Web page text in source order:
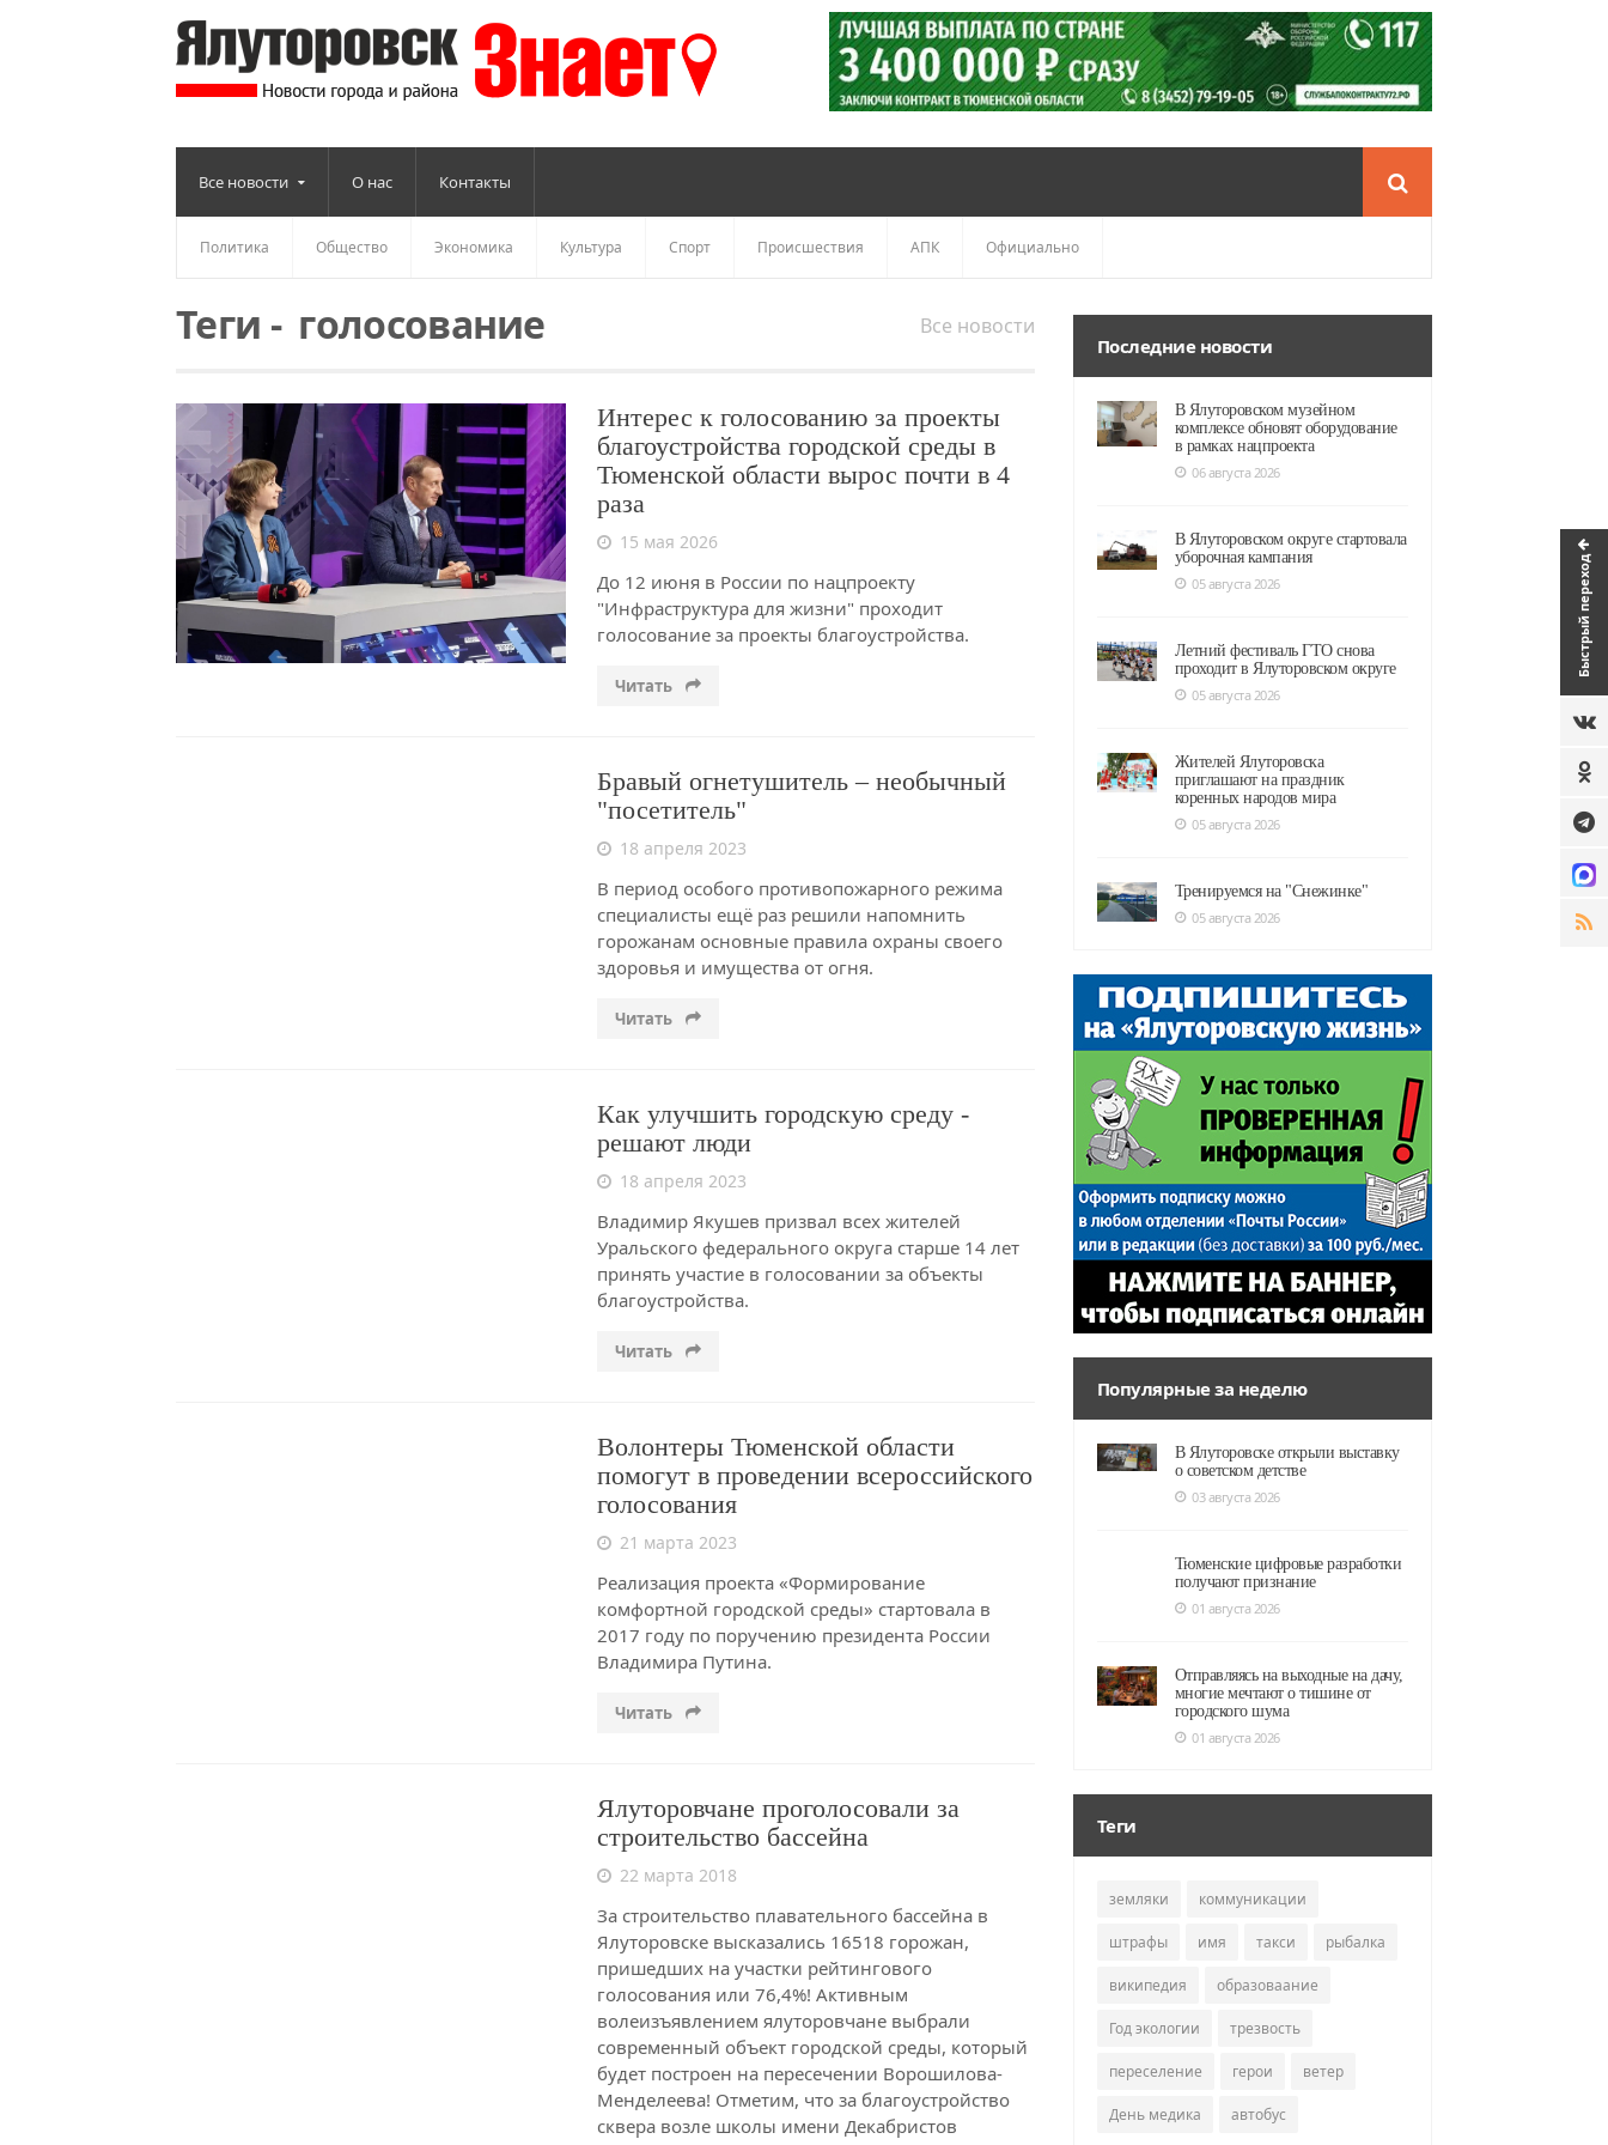
Быстрый переход
Все новости О нас Контакты
Политика Общество Экономика Культура Спорт Происшествия АПК Официально
Все новости
Теги -голосование
Читать
Интерес к голосованию за проекты
благоустройства городской среды в
Тюменской области вырос почти в 4
раза
15 мая 2026
До 12 июня в России по нацпроекту
"Инфраструктура для жизни" проходит
голосование за проекты благоустройства.
Читать
Бравый огнетушитель – необычный
"посетитель"
18 апреля 2023
В период особого противопожарного режима
специалисты ещё раз решили напомнить
горожанам основные правила охраны своего
здоровья и имущества от огня.
Читать
Как улучшить городскую среду -
решают люди
18 апреля 2023
Владимир Якушев призвал всех жителей
Уральского федерального округа старше 14 лет
принять участие в голосовании за объекты
благоустройства.
Читать
Волонтеры Тюменской области
помогут в проведении всероссийского
голосования
21 марта 2023
Реализация проекта «Формирование
комфортной городской среды» стартовала в
2017 году по поручению президента России
Владимира Путина.
Читать
Ялуторовчане проголосовали за
строительство бассейна
22 марта 2018
За строительство плавательного бассейна в
Ялуторовске высказались 16518 горожан,
пришедших на участки рейтингового
голосования или 76,4%! Активным
волеизъявлением ялуторовчане выбрали
современный объект городской среды, который
будет построен на пересечении Ворошилова-
Менделеева! Отметим, что за благоустройство
сквера возле школы имени Декабристов
Последние новости
В Ялуторовском музейном
комплексе обновят оборудование
в рамках нацпроекта
06 августа 2026
В Ялуторовском округе стартовала
уборочная кампания
05 августа 2026
Летний фестиваль ГТО снова
проходит в Ялуторовском округе
05 августа 2026
Жителей Ялуторовска
приглашают на праздник
коренных народов мира
05 августа 2026
Тренируемся на "Снежинке"
05 августа 2026
Популярные за неделю
В Ялуторовске открыли выставку
о советском детстве
03 августа 2026
Тюменские цифровые разработки
получают признание
01 августа 2026
Отправляясь на выходные на дачу,
многие мечтают о тишине от
городского шума
01 августа 2026
Теги
земляки коммуникации
штрафы имя такси рыбалка
википедия образоваание
Год экологии трезвость
переселение герои ветер
День медика автобус